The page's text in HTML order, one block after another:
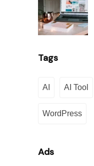
Tags
AI AI Tool
WordPress
Ads